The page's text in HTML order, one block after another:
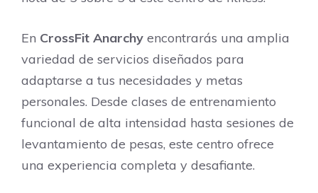
En CrossFit Anarchy encontrarás una amplia
variedad de servicios diseñados para
adaptarse a tus necesidades y metas
personales. Desde clases de entrenamiento
funcional de alta intensidad hasta sesiones de
levantamiento de pesas, este centro ofrece
una experiencia completa y desafiante.